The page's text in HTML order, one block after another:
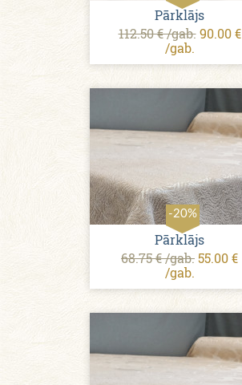
Pārklājs
112.50 € /gab. 90.00 €
/gab.
-20%
Pārklājs
68.75 € /gab.55.00 €
/gab.